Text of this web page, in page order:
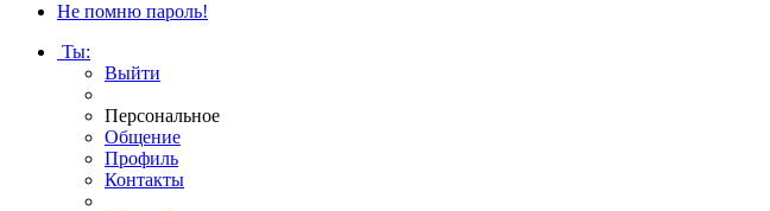
Не помню пароль!
Ты:
Выйти
Персональное
Общение
Профиль
Контакты